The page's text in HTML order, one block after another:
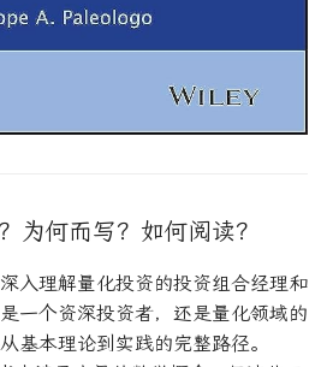
做量
为何而写？如何阅读？
入理解量化投资的投资组合经理和
一个资深投资者，还是量化领域的
基本理论到实践的完整路径。